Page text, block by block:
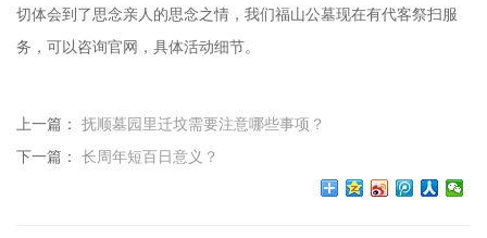
切体会到了思念亲人的思念之情，我们福山公墓现在有代客祭扫服
务，可以咨询官网，具体活动细节。
上一篇： 抚顺墓园里迁坟需要注意哪些事项？
下一篇： 长周年短百日意义？